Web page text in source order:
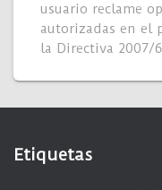
usuario reclame
autorizadas en el
la Directiva 2007/
Etiquetas